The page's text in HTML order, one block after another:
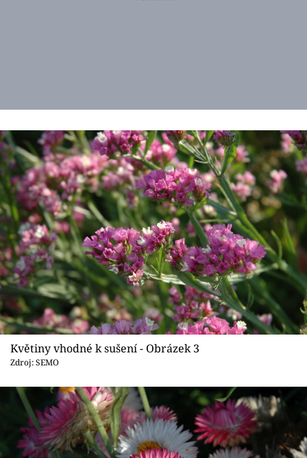
Květiny vhodné k sušení - Obrázek 3
Zdroj: SEMO